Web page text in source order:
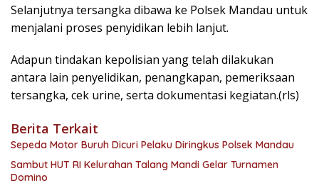
Selanjutnya tersangka dibawa ke Polsek Mandau untuk
menjalani proses penyidikan lebih lanjut.
Adapun tindakan kepolisian yang telah dilakukan
antara lain penyelidikan, penangkapan, pemeriksaan
tersangka, cek urine, serta dokumentasi kegiatan.(rls)
Berita Terkait
Sepeda Motor Buruh Dicuri Pelaku Diringkus Polsek Mandau
Sambut HUT RI Kelurahan Talang Mandi Gelar Turnamen
Domino